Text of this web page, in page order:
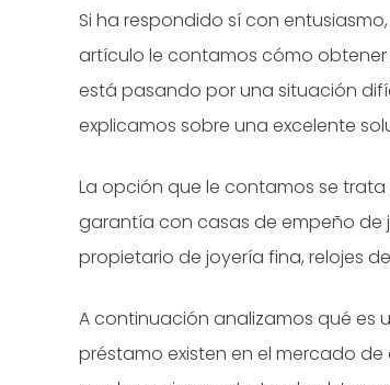
Si ha respondido sí con
artículo le contamos cómo obtener
está pasando por una situación
explicamos sobre una excelente
La opción que le contamos se
garantía con casas de empeño de
propietario de joyería fina, relojes
A continuación analizamos qué es
préstamo existen en el mercado